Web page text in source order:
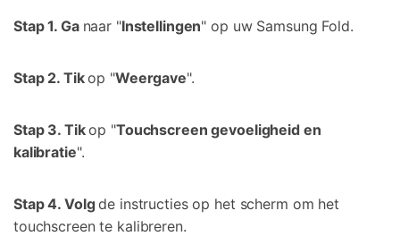
Stap 1. Ga naar "Instellingen" op uw Samsung Fold.
Stap 2. Tikop "Weergave".
Stap 3. Tikop "Touchscreen gevoeligheid en
kalibratie".
Stap 4. Volgde instructies op het scherm om het
touchscreen te kalibreren.